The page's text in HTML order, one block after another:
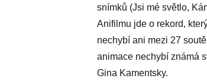
snímků (Jsi mé světlo,
Anifilmu jde o rekord,
nechybí ani mezi 27
animace nechybí známá
Gina Kamentsky.